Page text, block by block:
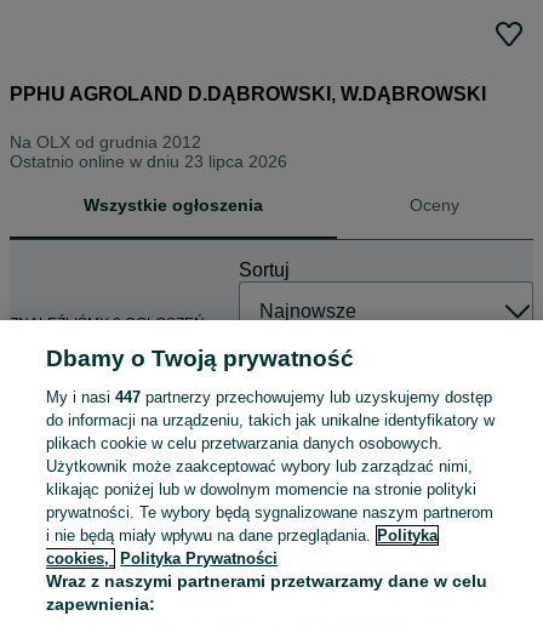
PPHU AGROLAND D.DĄBROWSKI, W.DĄBROWSKI
Na OLX od grudnia 2012
Ostatnio online w dniu 23 lipca 2026
Wszystkie ogłoszenia Oceny
ZNALEŹLIŚMY 0 OGŁOSZEŃ
Sortuj
Dbamy o Twoją prywatność
My i nasi447 partnerzy przechowujemy lub uzyskujemy dostęp
do informacji na urządzeniu, takich jak unikalne identyfikatory w
plikach cookie w celu przetwarzania danych osobowych.
Użytkownik może zaakceptować wybory lub zarządzać nimi,
klikając poniżej lub w dowolnym momencie na stronie polityki
prywatności. Te wybory będą sygnalizowane naszym partnerom
i nie będą miały wpływu na dane przeglądania. Polityka
cookies,
Polityka Prywatności
Wraz z naszymi partnerami przetwarzamy dane w celu
zapewnienia: